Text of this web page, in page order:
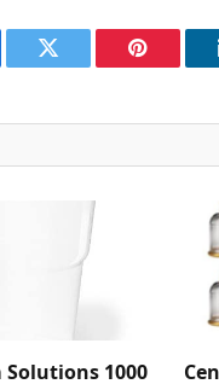
Twitter Pinterest
Solutions 1000